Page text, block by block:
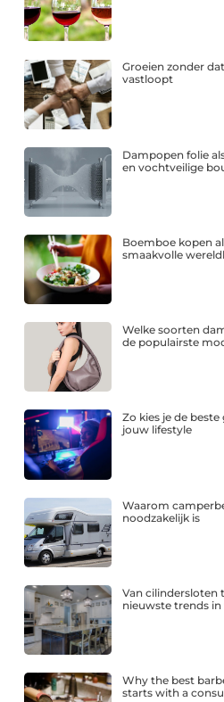
Groeien zonder
vastloopt
Dampopen folie
en vochtveilige
Boemboe kopen
smaakvolle
Welke soorten
de populairste
Zo kies je de
jouw lifestyle
Waarom
noodzakelijk is
Van cilindersloten
nieuwste trends
Why the best
starts with a